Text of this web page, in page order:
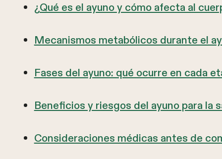
¿Qué es el ayuno y cómo afecta al
Mecanismos metabólicos durante el
Fases del ayuno: qué ocurre en cada
Beneficios y riesgos del ayuno para la
Consideraciones médicas antes de